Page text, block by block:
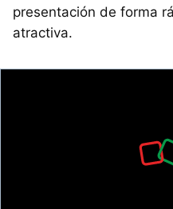
presentación de forma
atractiva.